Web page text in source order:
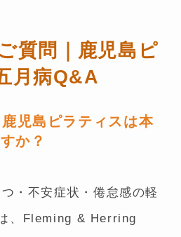
質問｜鹿児島ピ
月病Q&A
児島ピラティスは本
か？
・不安症状・倦怠感の軽
、Fleming & Herring